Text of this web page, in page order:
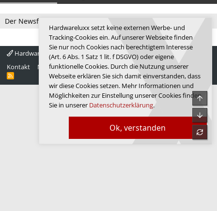
Der Newsfeed ist zur Zeit leer.
Hardwareluxx 4.0
Deutsch
Kontakt
Nutzungsbedingungen Datenschutz Hilfe Startseite
R
Ok, verstanden
Hardwareluxx setzt keine externen Werbe- und
Tracking-Cookies ein. Auf unserer Webseite finden
Sie nur noch Cookies nach berechtigtem Interesse
(Art. 6 Abs. 1 Satz 1 lit. f DSGVO) oder eigene
funktionelle Cookies. Durch die Nutzung unserer
Webseite erklären Sie sich damit einverstanden, dass
wir diese Cookies setzen. Mehr Informationen und
Möglichkeiten zur Einstellung unserer Cookies finden
Sie in unserer Datenschutzerklärung.